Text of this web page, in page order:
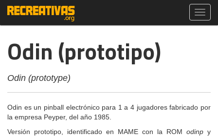
Odin (prototipo)
Odin (prototype)
Odin es un pinball electrónico para 1 a 4 jugadores fabricado por
la empresa Peyper, del año 1985.
Versión prototipo, identificado en MAME con la ROM odinp y